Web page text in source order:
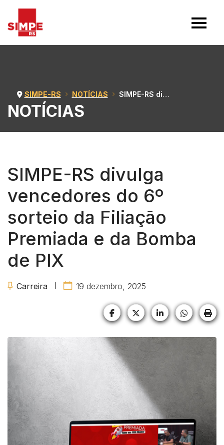
NOTÍCIAS
SIMPE-RS NOTÍCIAS SIMPE-RS divulga vencedores do 6º sorteio da Filiação Premiada e da Bomba de PIX
SIMPE-RS divulga
vencedores do 6º
sorteio da Filiação
Premiada e da Bomba
de PIX
Carreira 19 dezembro, 2025
FacebookX (formerly Twitter)
LinkedIn